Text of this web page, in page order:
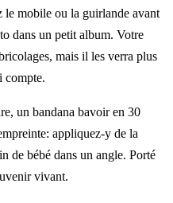
le mobile ou la guirlande avant
dans un petit album. Votre
mais il les verra plus
compte.
un bandana bavoir en 30
appliquez-y de la
de bébé dans un angle. Porté
vivant.